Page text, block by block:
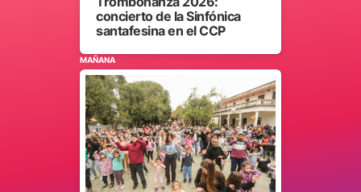
concierto de la Sinfónica
santafesina en el CCP
MAÑANA